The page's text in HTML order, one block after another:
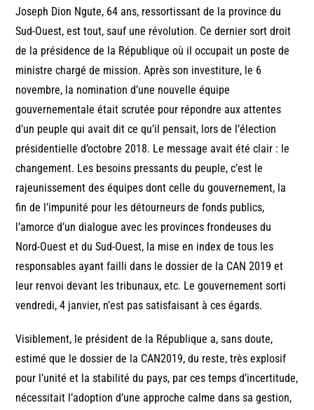
Joseph Dion Ngute, 64 ans, ressortissant de la province du
Sud-Ouest, est tout, sauf une révolution. Ce dernier sort droit
de la présidence de la République où il occupait un poste de
ministre chargé de mission. Après son investiture, le 6
novembre, la nomination d’une nouvelle équipe
gouvernementale était scrutée pour répondre aux attentes
d’un peuple qui avait dit ce qu’il pensait, lors de l’élection
présidentielle d’octobre 2018. Le message avait été clair : le
changement. Les besoins pressants du peuple, c’est le
rajeunissement des équipes dont celle du gouvernement, la
fin de l’impunité pour les détourneurs de fonds publics,
l’amorce d’un dialogue avec les provinces frondeuses du
Nord-Ouest et du Sud-Ouest, la mise en index de tous les
responsables ayant failli dans le dossier de la CAN 2019 et
leur renvoi devant les tribunaux, etc. Le gouvernement sorti
vendredi, 4 janvier, n’est pas satisfaisant à ces égards.
Visiblement, le président de la République a, sans doute,
estimé que le dossier de la CAN2019, du reste, très explosif
pour l’unité et la stabilité du pays, par ces temps d’incertitude,
nécessitait l’adoption d’une approche calme dans sa gestion,